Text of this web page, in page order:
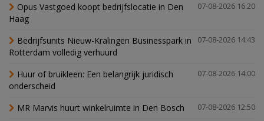
07-08-2026 16:20
Opus Vastgoed koopt bedrijfslocatie in Den
Haag
07-08-2026 14:43
Bedrijfsunits Nieuw-Kralingen Businesspark in
Rotterdam volledig verhuurd
07-08-2026 14:00
Huur of bruikleen: Een belangrijk juridisch
onderscheid
07-08-2026 12:50
MR Marvis huurt winkelruimte in Den Bosch